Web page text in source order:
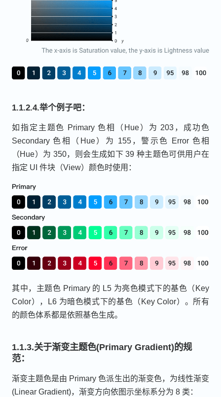
1.1.2.4.举个例子吧：
如指定主题色 Primary 色相（Hue）为 203，成功色
Secondary 色相（Hue）为 155，警示色 Error 色相
（Hue）为 350，则会生成如下 39 种主题色可供用户在
指定 UI 件块（View）颜色时使用：
其中，主题色 Primary 的 L5 为亮色模式下的基色（Key
Color），L6 为暗色模式下的基色（Key Color）。所有
的颜色体系都是依照基色生成。
1.1.3.关于渐变主题色(Primary Gradient)的规
范：
渐变主题色是由 Primary 色派生出的渐变色，为线性渐变
(Linear Gradient)，渐变方向依图示坐标系分为 8 类：